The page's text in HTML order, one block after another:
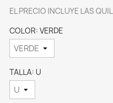
EL PRECIO INCLUYE LAS
COLOR: VERDE
TALLA: U